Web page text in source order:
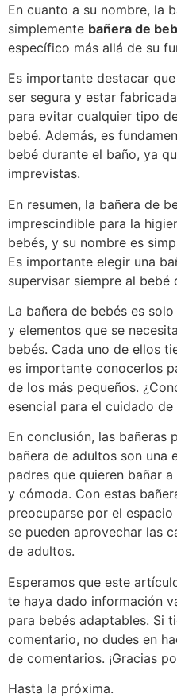
En cuanto a su nombre, la
simplemente bañera de
específico más allá de su
Es importante destacar
ser segura y estar
para evitar cualquier tipo
bebé. Además, es
bebé durante el baño, ya
imprevistas.
En resumen, la bañera de
imprescindible para la
bebés, y su nombre es
Es importante elegir una
supervisar siempre al bebé
La bañera de bebés es
y elementos que se
bebés. Cada uno de ellos
es importante conocerlos
de los más pequeños.
esencial para el cuidado de
En conclusión, las bañeras
bañera de adultos son una
padres que quieren bañar
y cómoda. Con estas
preocuparse por el
se pueden aprovechar las
de adultos.
Esperamos que este
te haya dado información
para bebés adaptables. Si
comentario, no dudes en
de comentarios. ¡Gracias
Hasta la próxima.